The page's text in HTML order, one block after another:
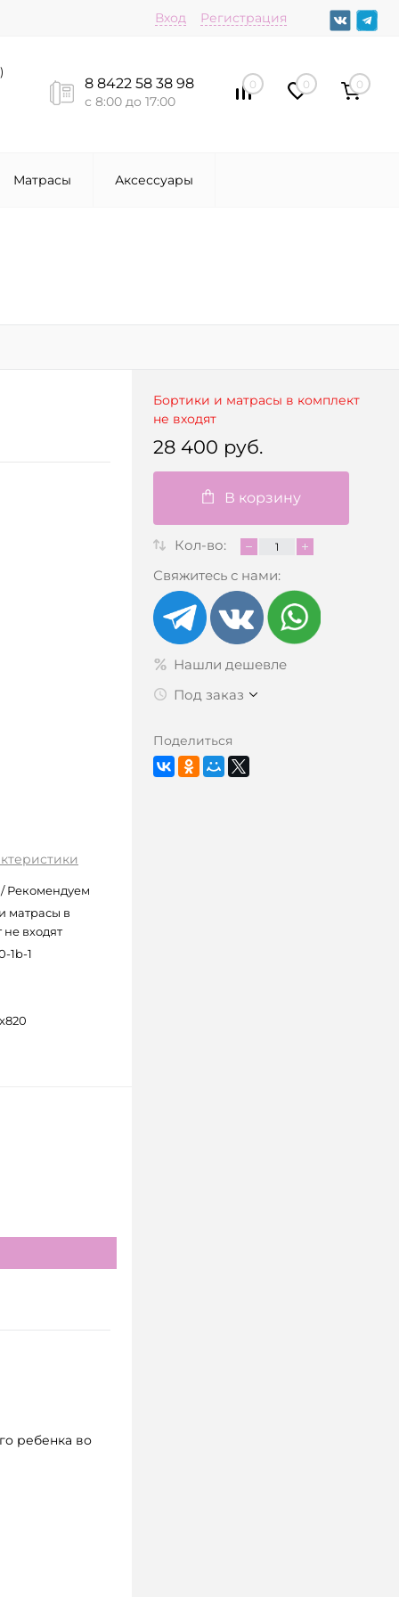
Вход Регистрация
8 8422 58 38 98
с 8:00 до 17:00
0 0 0
Матрасы Аксессуары
Рекомендуем
матрасы в
входят
1b-1
ребенка во
Бортики и матрасы в комплект
не входят
28 400 руб.
В корзину
Кол-во:
Свяжитесь с нами:
Нашли дешевле
Под заказ
Поделиться